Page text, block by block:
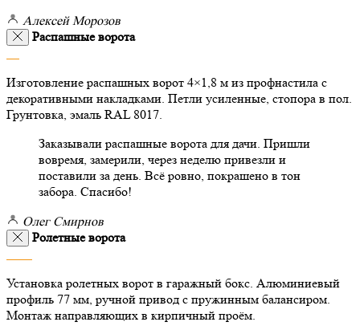
Алексей Морозов
Распашные ворота
Изготовление распашных ворот 4×1,8 м из профнастила с
декоративными накладками. Петли усиленные, стопора в пол.
Грунтовка, эмаль RAL 8017.
Заказывали распашные ворота для дачи. Пришли
вовремя, замерили, через неделю привезли и
поставили за день. Всё ровно, покрашено в тон
забора. Спасибо!
Олег Смирнов
Ролетные ворота
Установка ролетных ворот в гаражный бокс. Алюминиевый
профиль 77 мм, ручной привод с пружинным балансиром.
Монтаж направляющих в кирпичный проём.